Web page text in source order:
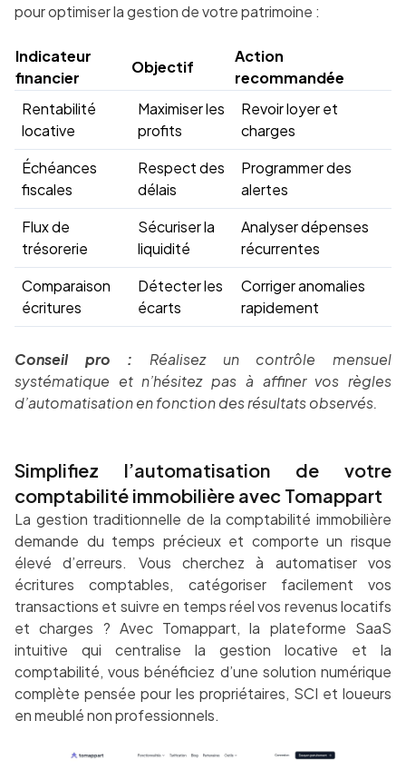
pour optimiser la gestion de votre patrimoine :
Indicateur
financier
Objectif
Action
recommandée
Rentabilité
locative
Maximiser les
profits
Revoir loyer et
charges
Échéances
fiscales
Respect des
délais
Programmer des
alertes
Flux de
trésorerie
Sécuriser la
liquidité
Analyser dépenses
récurrentes
Comparaison
écritures
Détecter les
écarts
Corriger anomalies
rapidement
Conseil pro :
Réalisez un contrôle mensuel
systématique et n’hésitez pas à affiner vos règles
d’automatisation en fonction des résultats observés.
Simplifiez l’automatisation de votre
comptabilité immobilière avec Tomappart
La gestion traditionnelle de la comptabilité immobilière
demande du temps précieux et comporte un risque
élevé d’erreurs. Vous cherchez à automatiser vos
écritures comptables, catégoriser facilement vos
transactions et suivre en temps réel vos revenus locatifs
et charges ? Avec Tomappart, la plateforme SaaS
intuitive qui centralise la gestion locative et la
comptabilité, vous bénéficiez d’une solution numérique
complète pensée pour les propriétaires, SCI et loueurs
en meublé non professionnels.